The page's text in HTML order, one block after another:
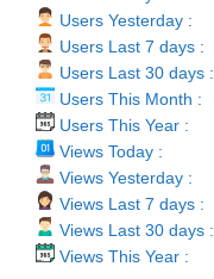
Users Yesterday :
Users Last 7 days :
Users Last 30 days :
Users This Month :
Users This Year :
Views Today :
Views Yesterday :
Views Last 7 days :
Views Last 30 days :
Views This Year :